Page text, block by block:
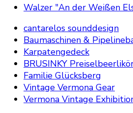
Walzer "An der Weißen
cantarelos sounddesign
Baumaschinen &
Karpatengedeck
BRUSINKY
Familie Glücksberg
Vintage Vermona Gear
Vermona Vintage